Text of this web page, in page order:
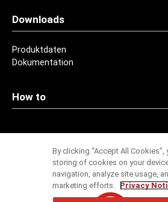
Downloads
Produktdaten
Dokumentation
How to
Kontakt
By clicking “Accept All Cookies”,
storing of cookies on your
navigation, analyze site usage,
marketing efforts.
Privacy